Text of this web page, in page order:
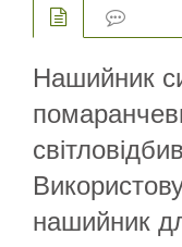
Нашийник
нашийник